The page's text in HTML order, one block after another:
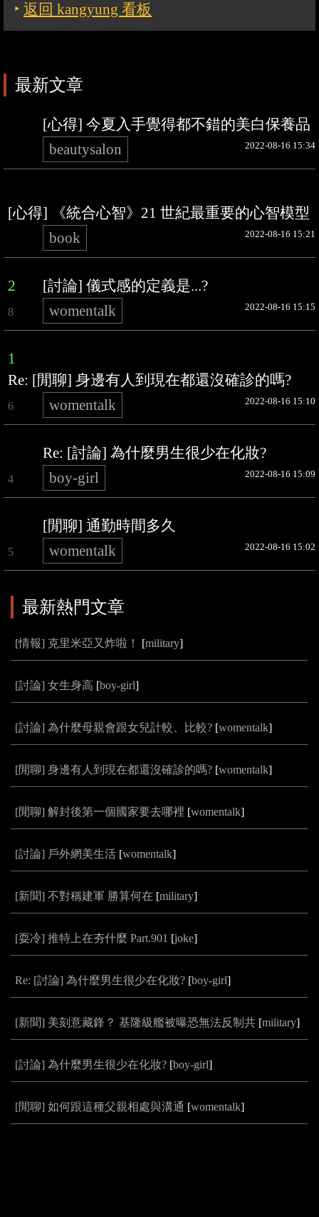
‣ 返回 kangyung 看板
最新文章
[心得] 今夏入手覺得都不錯的美白保養品
beautysalon
2022-08-16 15:34
[心得] 《統合心智》21 世紀最重要的心智模型
book
2022-08-16 15:21
2 [討論] 儀式感的定義是...?
8 womentalk 2022-08-16 15:15
1
Re: [閒聊] 身邊有人到現在都還沒確診的嗎?
6 womentalk 2022-08-16 15:10
Re: [討論] 為什麼男生很少在化妝?
4 boy-girl 2022-08-16 15:09
[閒聊] 通勤時間多久
5 womentalk 2022-08-16 15:02
最新熱門文章
[情報] 克里米亞又炸啦！ [military]
[討論] 女生身高 [boy-girl]
[討論] 為什麼母親會跟女兒計較、比較? [womentalk]
[閒聊] 身邊有人到現在都還沒確診的嗎? [womentalk]
[閒聊] 解封後第一個國家要去哪裡 [womentalk]
[討論] 戶外網美生活 [womentalk]
[新聞] 不對稱建軍 勝算何在 [military]
[耍冷] 推特上在夯什麼 Part.901 [joke]
Re: [討論] 為什麼男生很少在化妝? [boy-girl]
[新聞] 美刻意藏鋒？ 基隆級艦被曝恐無法反制共 [military]
[討論] 為什麼男生很少在化妝? [boy-girl]
[閒聊] 如何跟這種父親相處與溝通 [womentalk]